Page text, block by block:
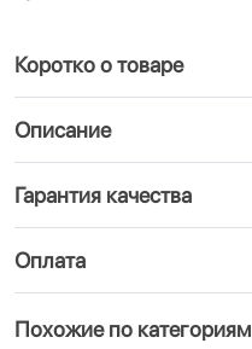
Коротко о товаре
Описание
Гарантия качества
Оплата
Похожие по категориям